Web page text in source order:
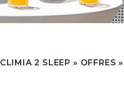
CLIMIA 2 SLEEP » OFFRES »